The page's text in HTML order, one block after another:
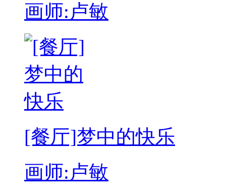
画师:卢敏
[餐厅]梦中的快乐
画师:卢敏